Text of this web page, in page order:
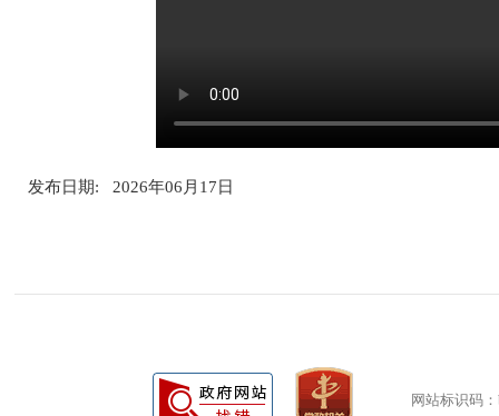
发布日期: 2026年06月17日
网站标识码